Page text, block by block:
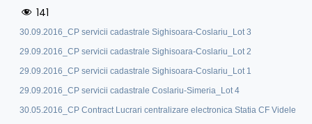
141
30.09.2016_CP servicii cadastrale Sighisoara-Coslariu_Lot 3
29.09.2016_CP servicii cadastrale Sighisoara-Coslariu_Lot 2
29.09.2016_CP servicii cadastrale Sighisoara-Coslariu_Lot 1
29.09.2016_CP servicii cadastrale Coslariu-Simeria_Lot 4
30.05.2016_CP Contract Lucrari centralizare electronica Statia CF Videle